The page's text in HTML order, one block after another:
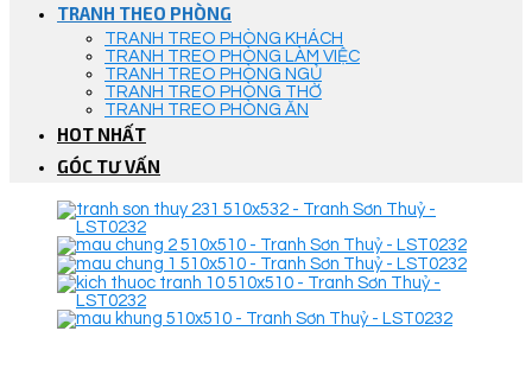
TRANH THEO PHÒNG
TRANH TREO PHÒNG KHÁCH
TRANH TREO PHÒNG LÀM VIỆC
TRANH TREO PHÒNG NGỦ
TRANH TREO PHÒNG THỜ
TRANH TREO PHÒNG ĂN
HOT NHẤT
GÓC TƯ VẤN